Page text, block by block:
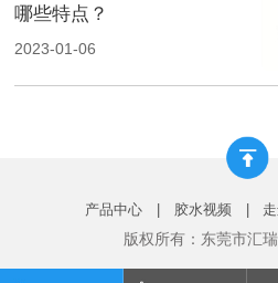
哪些特点？
2023-01-06
产品中心 胶水视频
版权所有：东莞市汇